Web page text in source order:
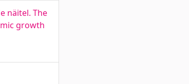
näitel. The
growth